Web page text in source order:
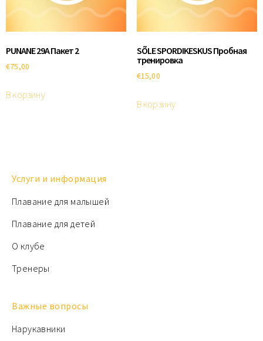
PUNANE 29A Пакет 2
€75,00
В корзину
SÕLE SPORDIKESKUS Пробная
тренировка
€15,00
В корзину
Услуги и информация
Плавание для малышей
Плавание для детей
О клубе
Тренеры
Важные вопросы
Нарукавники